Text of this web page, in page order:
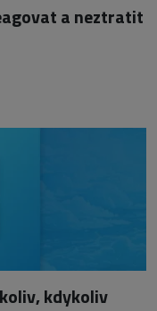
a neztratit
kdykoliv